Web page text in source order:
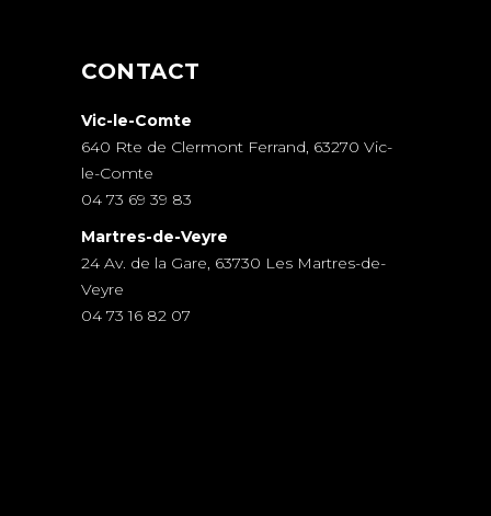
CONTACT
Vic-le-Comte
640 Rte de Clermont Ferrand, 63270 Vic-
le-Comte
04 73 69 39 83
Martres-de-Veyre
24 Av. de la Gare, 63730 Les Martres-de-
Veyre
04 73 16 82 07